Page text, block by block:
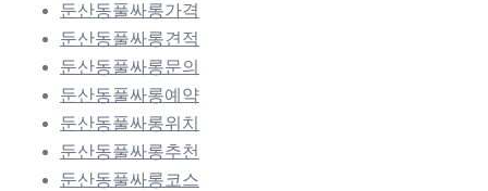
둔산동풀싸롱가격
둔산동풀싸롱견적
둔산동풀싸롱문의
둔산동풀싸롱예약
둔산동풀싸롱위치
둔산동풀싸롱추천
둔산동풀싸롱코스